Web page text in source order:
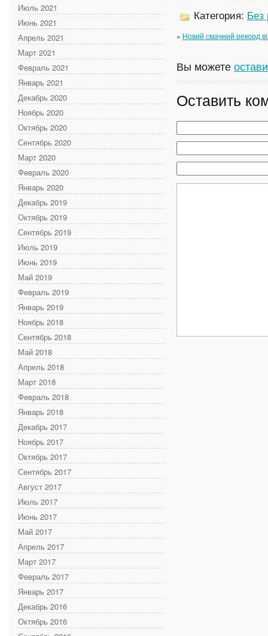
Июль 2021
Июнь 2021
Апрель 2021
Март 2021
Февраль 2021
Январь 2021
Декабрь 2020
Ноябрь 2020
Октябрь 2020
Сентябрь 2020
Март 2020
Февраль 2020
Январь 2020
Декабрь 2019
Октябрь 2019
Сентябрь 2019
Июль 2019
Июнь 2019
Май 2019
Февраль 2019
Январь 2019
Ноябрь 2018
Сентябрь 2018
Май 2018
Апрель 2018
Март 2018
Февраль 2018
Январь 2018
Декабрь 2017
Ноябрь 2017
Октябрь 2017
Сентябрь 2017
Август 2017
Июль 2017
Июнь 2017
Май 2017
Апрель 2017
Март 2017
Февраль 2017
Январь 2017
Декабрь 2016
Октябрь 2016
Категория: Без
« Новий смачний рекорд
Вы можете
Оставить